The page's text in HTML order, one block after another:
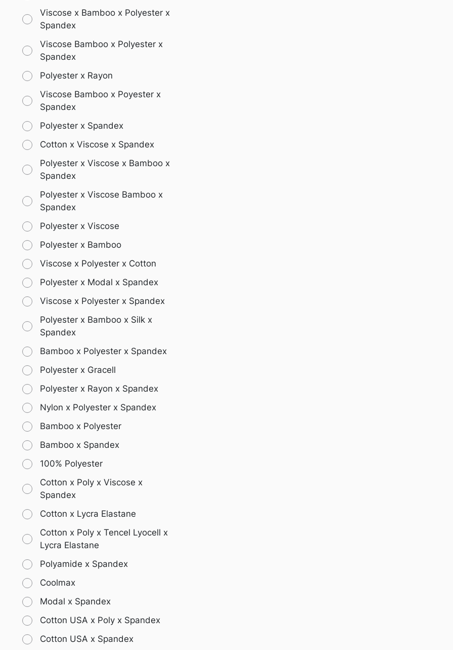
Viscose x Bamboo x Polyester x
Spandex
Viscose Bamboo x Polyester x
Spandex
Polyester x Rayon
Viscose Bamboo x Poyester x
Spandex
Polyester x Spandex
Cotton x Viscose x Spandex
Polyester x Viscose x Bamboo x
Spandex
Polyester x Viscose Bamboo x
Spandex
Polyester x Viscose
Polyester x Bamboo
Viscose x Polyester x Cotton
Polyester x Modal x Spandex
Viscose x Polyester x Spandex
Polyester x Bamboo x Silk x
Spandex
Bamboo x Polyester x Spandex
Polyester x Gracell
Polyester x Rayon x Spandex
Nylon x Polyester x Spandex
Bamboo x Polyester
Bamboo x Spandex
100% Polyester
Cotton x Poly x Viscose x
Spandex
Cotton x Lycra Elastane
Cotton x Poly x Tencel Lyocell x
Lycra Elastane
Polyamide x Spandex
Coolmax
Modal x Spandex
Cotton USA x Poly x Spandex
Cotton USA x Spandex